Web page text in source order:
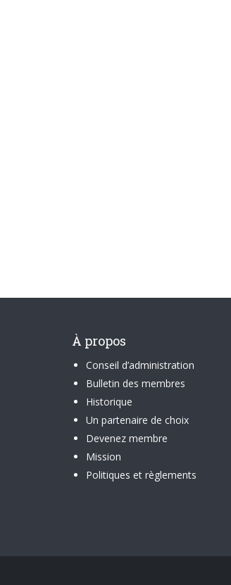
À propos
Conseil d’administration
Bulletin des membres
Historique
Un partenaire de choix
Devenez membre
Mission
Politiques et règlements